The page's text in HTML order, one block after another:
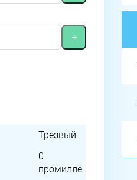
+
Трезвый
0
промилле